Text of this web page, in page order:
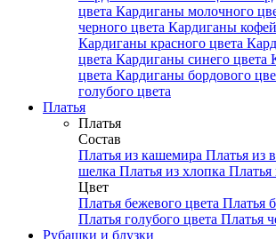
цвета Кардиганы молочного
черного цвета Кардиганы
Кардиганы красного цвета
цвета Кардиганы синего цвета
цвета Кардиганы бордового
голубого цвета
Платья
Платья
Состав
Платья из кашемира Платья из
шелка Платья из хлопка Платья
Цвет
Платья бежевого цвета Платья
Платья голубого цвета Платья
Рубашки и блузки